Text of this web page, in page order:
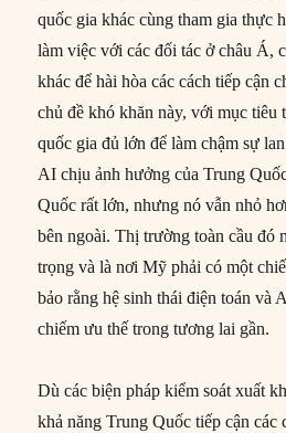
quốc gia khác cùng tham gia thực
làm việc với các đối tác ở châu Á,
khác để hài hòa các cách tiếp cận
chủ đề khó khăn này, với mục tiêu
quốc gia đủ lớn để làm chậm sự
AI chịu ảnh hưởng của Trung
Quốc rất lớn, nhưng nó vẫn nhỏ
bên ngoài. Thị trường toàn cầu đó
trọng và là nơi Mỹ phải có một
bảo rằng hệ sinh thái điện toán và
chiếm ưu thế trong tương lai gần.
Dù các biện pháp kiểm soát xuất
khả năng Trung Quốc tiếp cận các